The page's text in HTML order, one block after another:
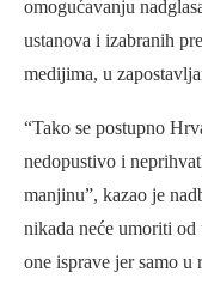
omogućavanju
ustanova i izabranih
medijima, u
“Tako se postupno
nedopustivo i
manjinu”, kazao je
nikada neće umoriti od
one isprave jer samo